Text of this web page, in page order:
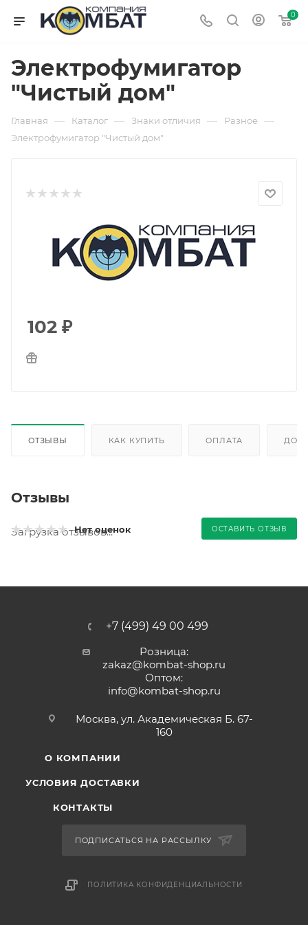
0
Электрофумигатор
"Чистый дом"
Главная — Каталог — Знаки отличия — Разное —
Электрофумигатор "Чистый дом"
102 ₽
ОТЗЫВЫ КАК КУПИТЬ ОПЛАТА
Отзывы
Нет оценок ОСТАВИТЬ ОТЗЫВ
Загрузка отзывов...
+7 (499) 49 00 499
Розница:
zakaz@kombat-shop.ru
Оптом:
info@kombat-shop.ru
Москва, ул. Академическая Б. 67-
160
О КОМПАНИИ
УСЛОВИЯ ДОСТАВКИ
КОНТАКТЫ
ПОДПИСАТЬСЯ НА РАССЫЛКУ
ПОЛИТИКА КОНФИДЕНЦИАЛЬНОСТИ